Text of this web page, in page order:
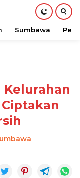
Sumbawa
Kelurahan